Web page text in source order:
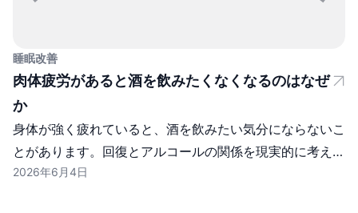
睡眠改善
肉体疲労があると酒を飲みたくなくなるのはなぜ
か
身体が強く疲れていると、酒を飲みたい気分にならないこ
とがあります。回復とアルコールの関係を現実的に考えま
す。
2026年6月4日